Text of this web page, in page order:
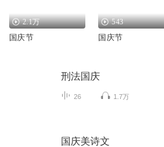
2.1万
国庆节
543
国庆节
刑法国庆
26 1.7万
国庆美诗文